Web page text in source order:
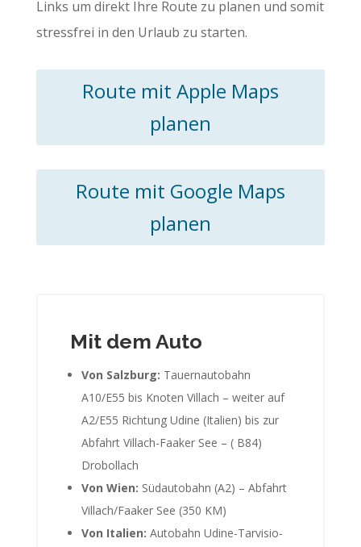
Links um direkt Ihre Route zu planen und somit
stressfrei in den Urlaub zu starten.
Route mit Apple Maps
planen
Route mit Google Maps
planen
Mit dem Auto
Von Salzburg: Tauernautobahn
A10/E55 bis Knoten Villach – weiter auf
A2/E55 Richtung Udine (Italien) bis zur
Abfahrt Villach-Faaker See – ( B84)
Drobollach
Von Wien: Südautobahn (A2) – Abfahrt
Villach/Faaker See (350 KM)
Von Italien: Autobahn Udine-Tarvisio-